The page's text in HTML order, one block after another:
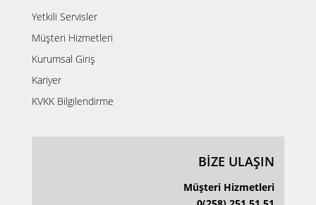
Yetkili Servisler
Müşteri Hizmetleri
Kurumsal Giriş
Kariyer
KVKK Bilgilendirme
BİZE ULAŞIN
Müşteri Hizmetleri